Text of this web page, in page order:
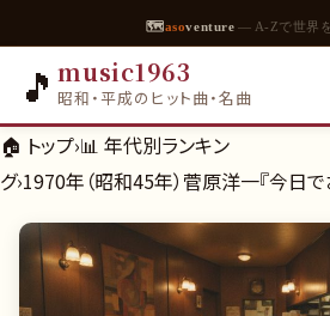
🗺asoventure — A-Zで世界
🎵 music1963
昭和・平成のヒット曲・名曲
🏠 トップ›📊 年代別ランキン
グ›1970年（昭和45年）菅原洋一『今日